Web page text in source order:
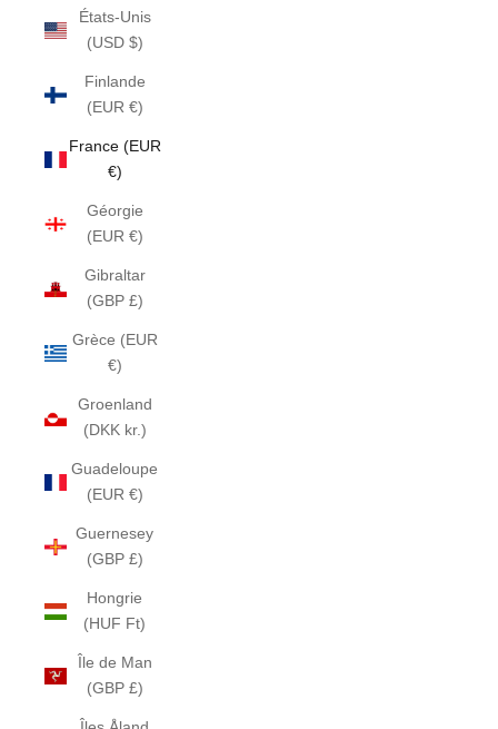
États-Unis
(USD $)
Finlande
(EUR €)
France (EUR
€)
Géorgie
(EUR €)
Gibraltar
(GBP £)
Grèce (EUR
€)
Groenland
(DKK kr.)
Guadeloupe
(EUR €)
Guernesey
(GBP £)
Hongrie
(HUF Ft)
Île de Man
(GBP £)